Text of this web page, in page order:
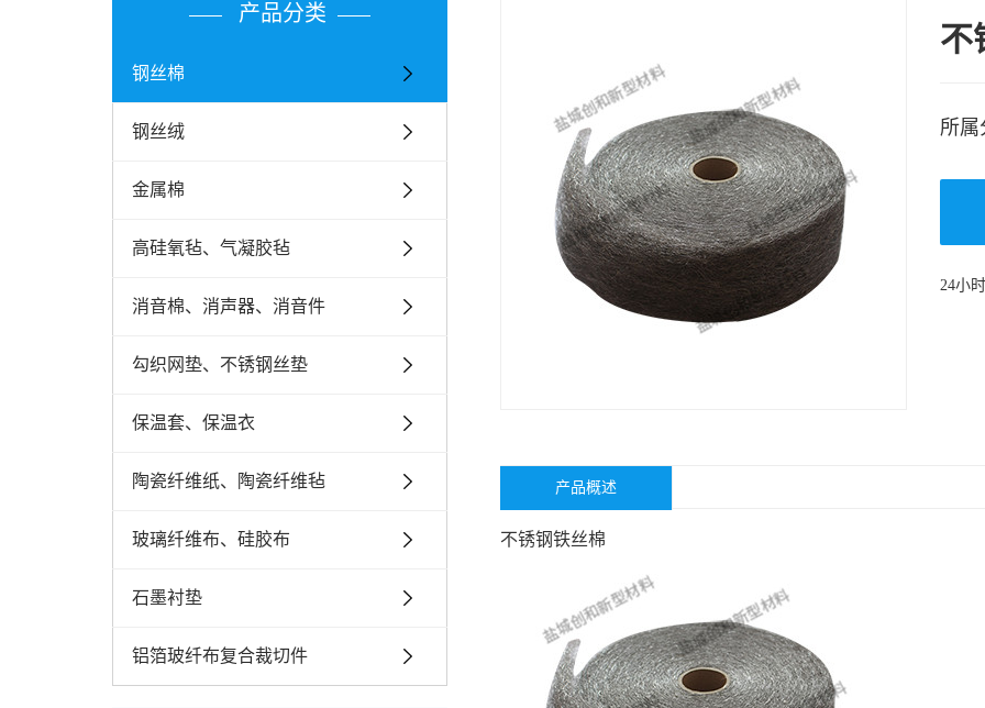
件
产品分类
钢丝棉
钢丝绒
金属棉
高硅氧毡、气凝胶毡
消音棉、消声器、消音件
勾织网垫、不锈钢丝垫
保温套、保温衣
陶瓷纤维纸、陶瓷纤维毡
玻璃纤维布、硅胶布
石墨衬垫
铝箔玻纤布复合裁切件
不
所属
24小
产品概述
不锈钢铁丝棉